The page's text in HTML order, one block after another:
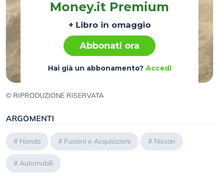
Money.it Premium
+ Libro in omaggio
Abbonati ora
Hai già un abbonamento? Accedi
© RIPRODUZIONE RISERVATA
ARGOMENTI
# Honda # Fusioni e Acquisizioni # Nissan
# Automobili